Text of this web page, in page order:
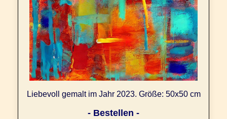
Liebevoll gemalt im Jahr 2023. Größe: 50x50 cm
- Bestellen -